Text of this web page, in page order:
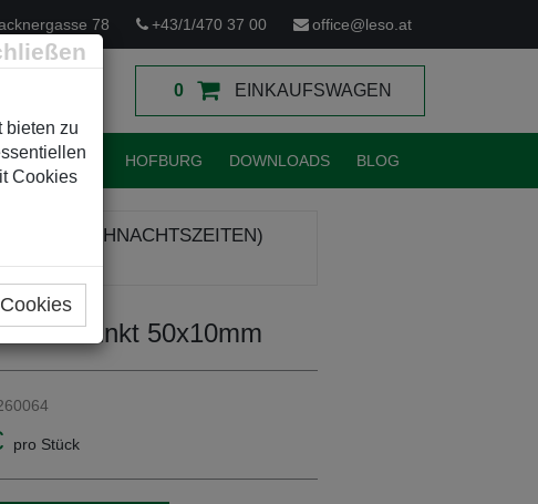
bieten zu
Cookies
78 +43/1/470 37 00 office@leso.at
0 EINKAUFSWAGEN
HOFBURG DOWNLOADS BLOG
(WEIHNACHTSZEITEN)
verzinkt 50x10mm
pro Stück